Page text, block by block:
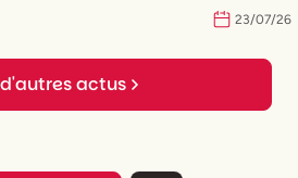
23/07/26
d'autres actus